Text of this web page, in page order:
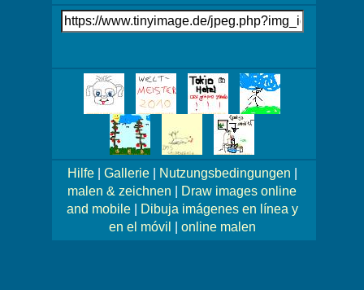
Link
auf's
Bilder!
Hilfe| Gallerie| Nutzungsbedingungen
malen & zeichnen
Draw images online
and mobile|
Dibuja imágenes en línea y
en el móvil
online malen